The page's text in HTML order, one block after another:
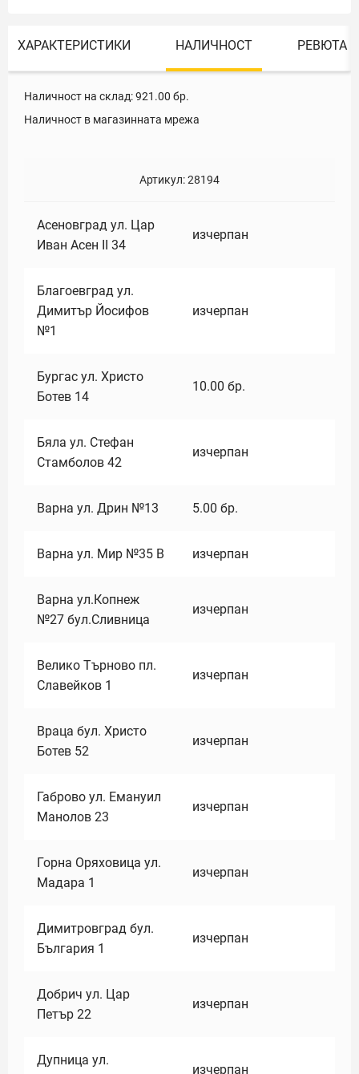
ХАРАКТЕРИСТИКИ НАЛИЧНОСТ РЕВЮТА
Наличност на склад:921.00 бр.
Наличност в магазинната мрежа
Артикул:28194
Асеновград ул. Цар
Иван Асен II 34
изчерпан
Благоевград ул.
Димитър Йосифов
№1
изчерпан
Бургас ул. Христо
Ботев 14
10.00 бр.
Бяла ул. Стефан
Стамболов 42
изчерпан
Варна ул. Дрин №13 5.00 бр.
Варна ул. Мир №35 В изчерпан
Варна ул.Копнеж
№27 бул.Сливница
изчерпан
Велико Търново пл.
Славейков 1
изчерпан
Враца бул. Христо
Ботев 52
изчерпан
Габрово ул. Емануил
Манолов 23
изчерпан
Горна Оряховица ул.
Мадара 1
изчерпан
Димитровград бул.
България 1
изчерпан
Добрич ул. Цар
Петър 22
изчерпан
Дупница ул.
изчерпан